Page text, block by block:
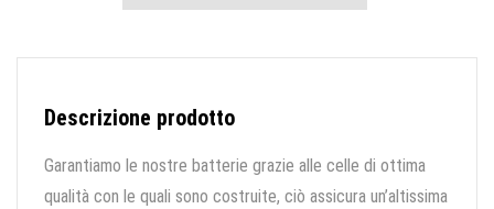
Descrizione prodotto
Garantiamo le nostre batterie grazie alle celle di ottima
qualità con le quali sono costruite, ciò assicura un’altissima